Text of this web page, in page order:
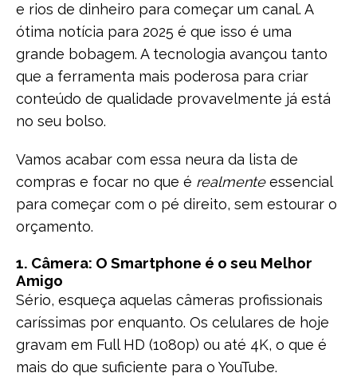
e rios de dinheiro para começar um canal. A
ótima notícia para 2025 é que isso é uma
grande bobagem. A tecnologia avançou tanto
que a ferramenta mais poderosa para criar
conteúdo de qualidade provavelmente já está
no seu bolso.
Vamos acabar com essa neura da lista de
compras e focar no que é realmenteessencial
para começar com o pé direito, sem estourar o
orçamento.
1. Câmera: O Smartphone é o seu Melhor
Amigo
Sério, esqueça aquelas câmeras profissionais
caríssimas por enquanto. Os celulares de hoje
gravam em Full HD (1080p) ou até 4K, o que é
mais do que suficiente para o YouTube.